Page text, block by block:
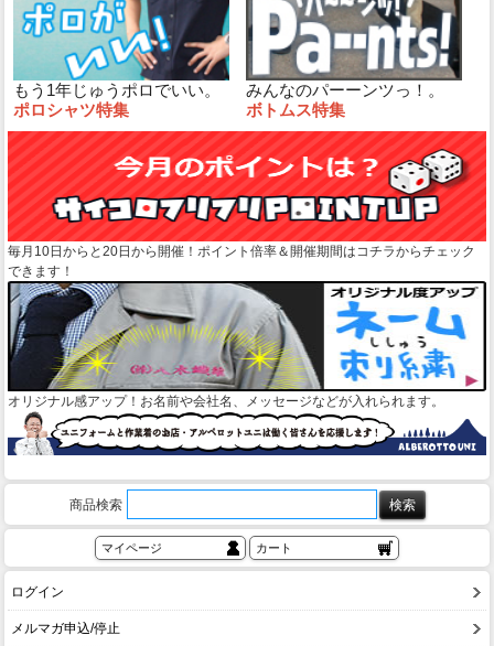
もう1年じゅうポロでいい。
ポロシャツ特集
みんなのパーーンツっ！。
ボトムス特集
毎月10日からと20日から開催！ポイント倍率＆開催期間はコチラからチェック
できます！
オリジナル感アップ！お名前や会社名、メッセージなどが入れられます。
商品検索
マイページ カート
ログイン
メルマガ申込/停止